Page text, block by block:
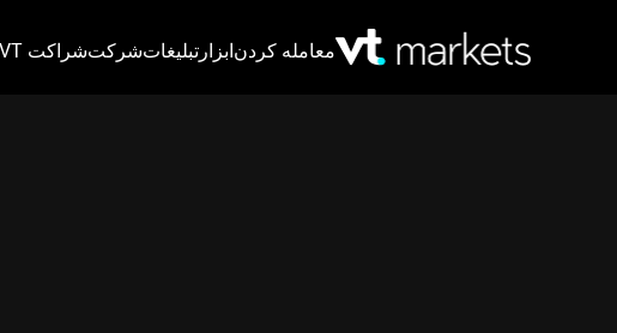
معامله کردنابزار تبلیغاتشرکتشراکت VT